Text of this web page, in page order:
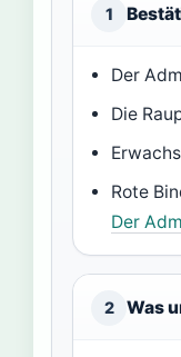
1
Der
Die
Rote
Der
2 Was